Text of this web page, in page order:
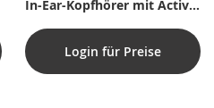
In-Ear-Kopfhörer mit Active
Login für Preise